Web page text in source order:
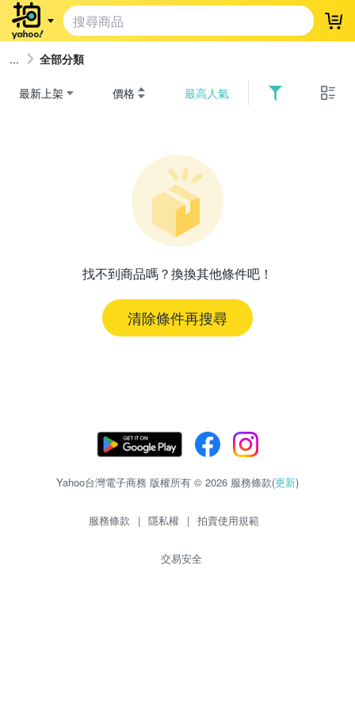
登
全部分類
最新上架 價格 最高人氣
找不到商品嗎？換換其他條件吧！
清除條件再搜尋
Yahoo台灣電子商務 版權所有 © 2026 服務條款(更新)
服務條款 | 隱私權 | 拍賣使用規範
交易安全